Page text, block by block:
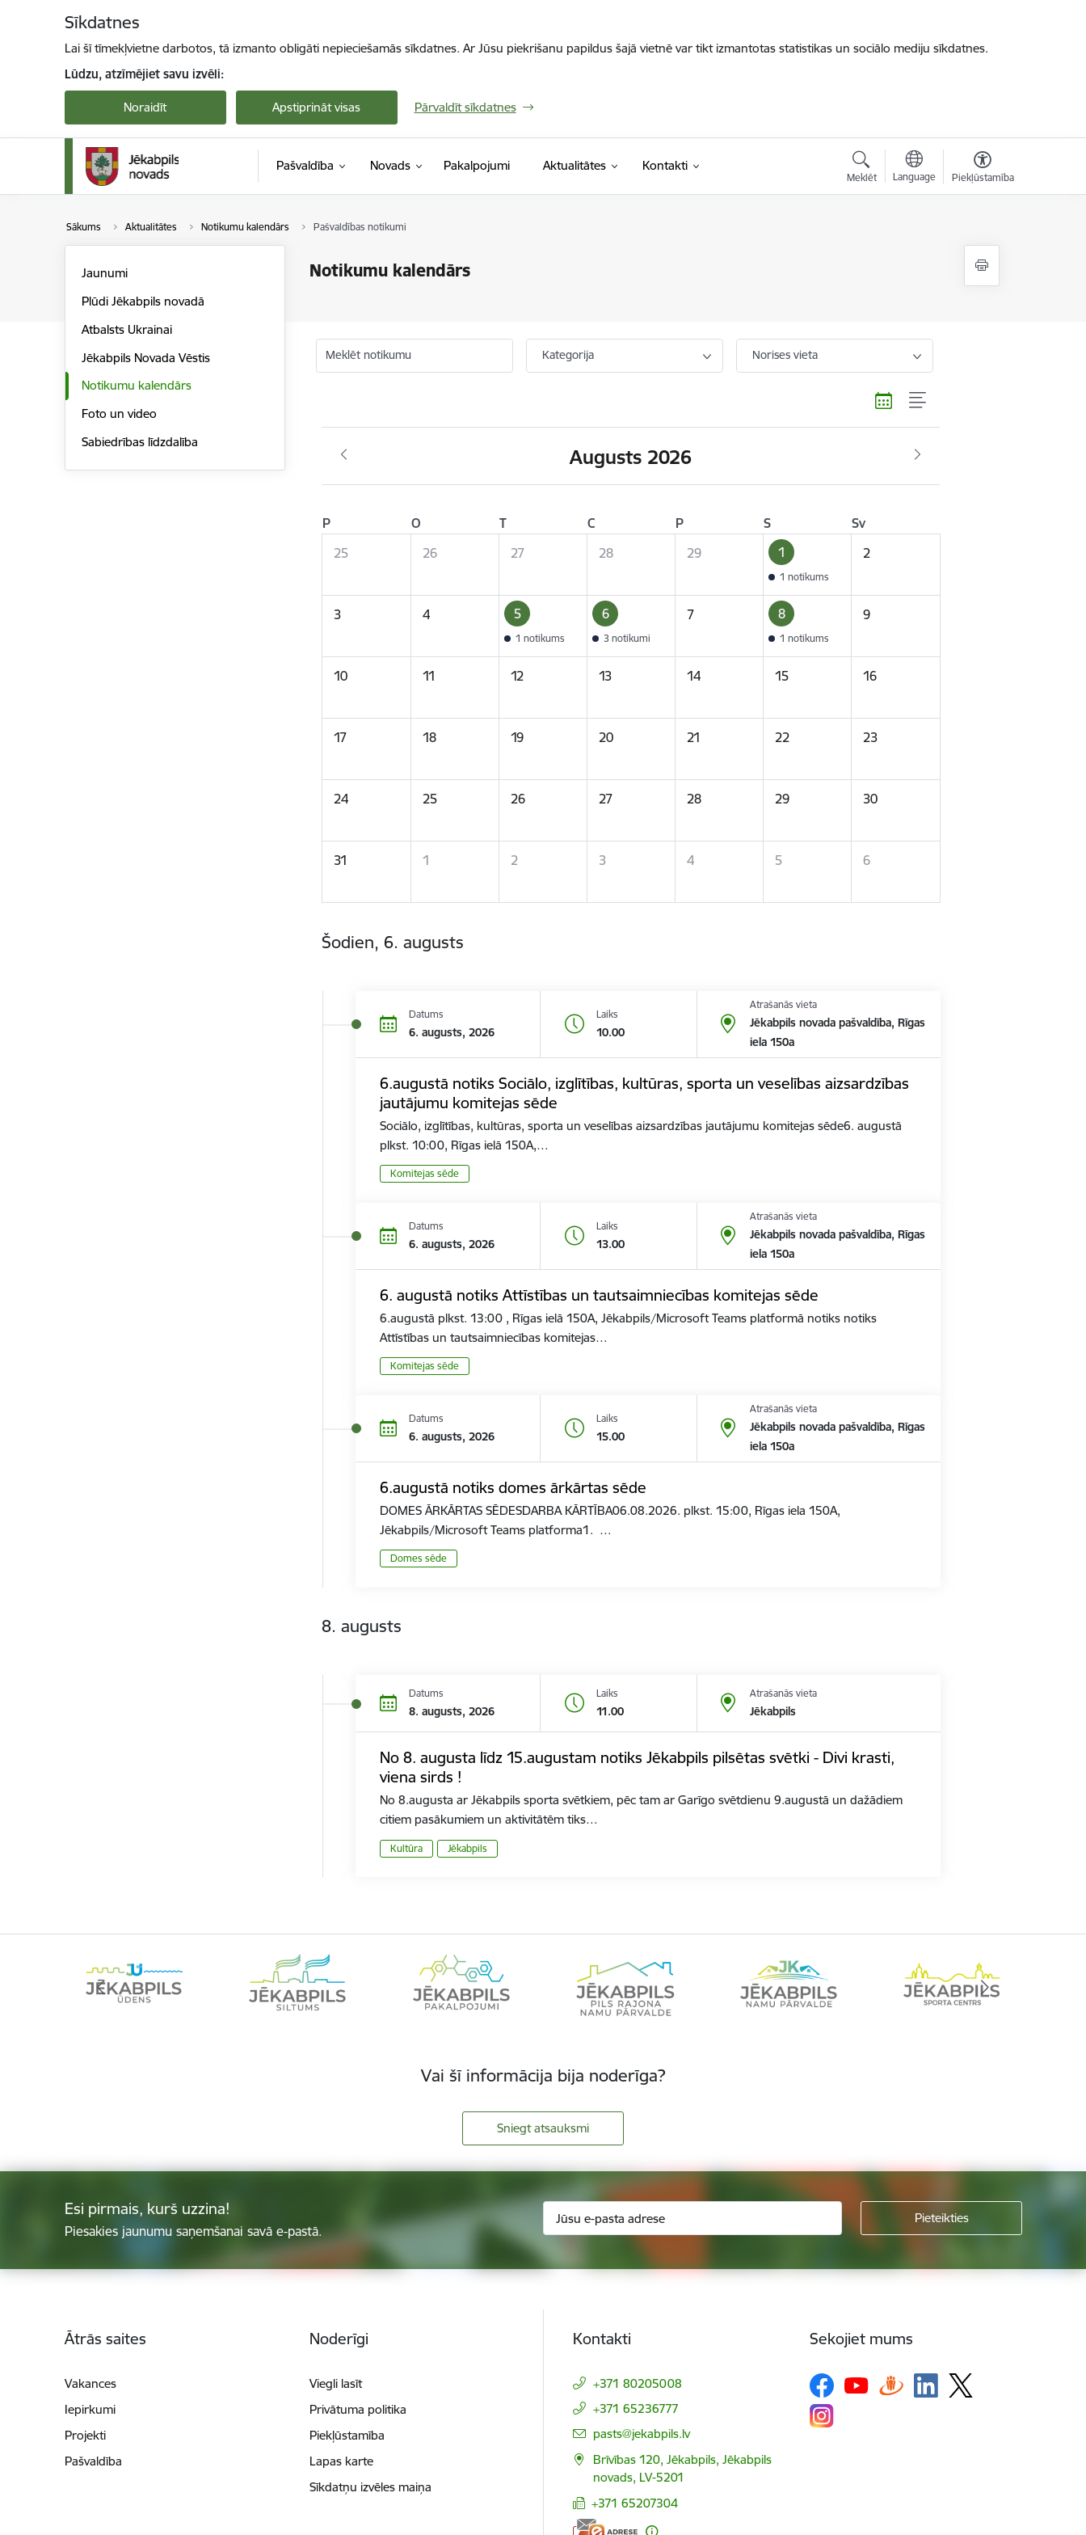
Sīkdatnes
Lai šī tīmekļvietne darbotos, tā izmanto obligāti nepieciešamās sīkdatnes. Ar Jūsu piekrišanu papildus šajā vietnē var tikt izmantotas statistikas un sociālo mediju sīkdatnes.
Lūdzu, atzīmējiet savu izvēli:
Noraidīt Apstiprināt visas Pārvaldīt sīkdatnes
Pašvaldība Novads Pakalpojumi Aktualitātes Kontakti
Meklēt Language Piekļūstamība
Sākums Aktualitātes Notikumu kalendārs Pašvaldības notikumi
Notikumu kalendārs
Jaunumi
Plūdi Jēkabpils novadā
Atbalsts Ukrainai
Jēkabpils Novada Vēstis
Notikumu kalendārs
Foto un video
Sabiedrības līdzdalība
Meklēt notikumu Kategorija Norises vieta
Augusts 2026
P O T C P S
Sv
25
26 27 28 29 1
1 notikums
2
3 4 5
1 notikums
6
3 notikumi
7 8
1 notikums
9
10 11 12 13 14 15 16
17 18 19 20 21 22 23
24 25 26 27 28 29 30
31 1 2 3 4 5 6
Šodien, 6. augusts
Datums
6. augusts, 2026
Laiks
10.00
Atrašanās vieta
Jēkabpils novada pašvaldība, Rīgas
iela 150a
6.augustā notiks Sociālo, izglītības, kultūras, sporta un veselības aizsardzības
jautājumu komitejas sēde
Sociālo, izglītības, kultūras, sporta un veselības aizsardzības jautājumu komitejas sēde6. augustā
plkst. 10:00, Rīgas ielā 150A,…
Komitejas sēde
Datums
6. augusts, 2026
Laiks
13.00
Atrašanās vieta
Jēkabpils novada pašvaldība, Rīgas
iela 150a
6. augustā notiks Attīstības un tautsaimniecības komitejas sēde
6.augustā plkst. 13:00 , Rīgas ielā 150A, Jēkabpils/Microsoft Teams platformā notiks notiks
Attīstības un tautsaimniecības komitejas…
Komitejas sēde
Datums
6. augusts, 2026
Laiks
15.00
Atrašanās vieta
Jēkabpils novada pašvaldība, Rīgas
iela 150a
6.augustā notiks domes ārkārtas sēde
DOMES ĀRKĀRTAS SĒDESDARBA KĀRTĪBA06.08.2026. plkst. 15:00, Rīgas iela 150A,
Jēkabpils/Microsoft Teams platforma1. …
Domes sēde
8. augusts
Datums
8. augusts, 2026
Laiks
11.00
Atrašanās vieta
Jēkabpils
No 8. augusta līdz 15.augustam notiks Jēkabpils pilsētas svētki - Divi krasti,
viena sirds !
No 8.augusta ar Jēkabpils sporta svētkiem, pēc tam ar Garīgo svētdienu 9.augustā un dažādiem
citiem pasākumiem un aktivitātēm tiks…
Kultūra Jēkabpils
Vai šī informācija bija noderīga?
Sniegt atsauksmi
Esi pirmais, kurš uzzina!
Piesakies jaunumu saņemšanai savā e-pastā.
Ātrās saites
Vakances
Iepirkumi
Projekti
Pašvaldība
Noderīgi
Viegli lasīt
Privātuma politika
Piekļūstamība
Lapas karte
Sīkdatņu izvēles maiņa
Kontakti
+371 80205008
+371 65236777
E-pasts:
pasts@jekabpils.lv
Brīvības 120, Jēkabpils, Jēkabpils
novads, LV-5201
+371 65207304
Sekojiet mums